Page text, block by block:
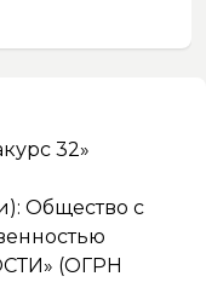
32»
Общество с
(ОГРН